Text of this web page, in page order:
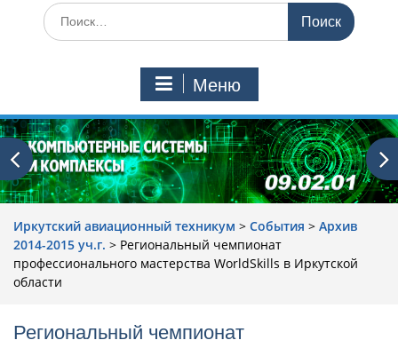
Искать:
Меню
Иркутский авиационный техникум > События > Архив
2014-2015 уч.г. > Региональный чемпионат
профессионального мастерства WorldSkills в Иркутской
области
Региональный чемпионат